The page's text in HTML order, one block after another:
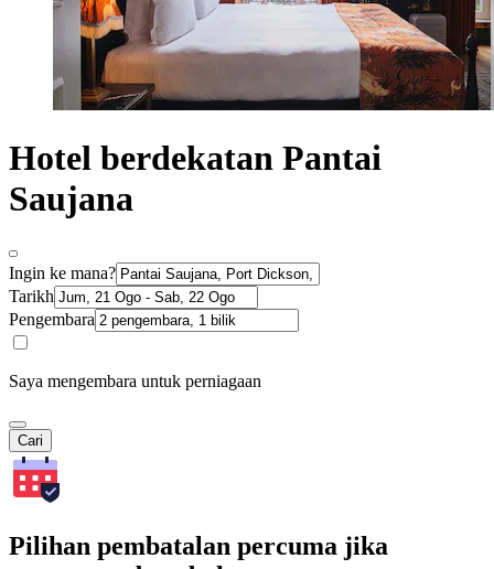
Hotel berdekatan Pantai
Saujana
Ingin ke mana?
Tarikh
Pengembara
Saya mengembara untuk perniagaan
Cari
Pilihan pembatalan percuma jika